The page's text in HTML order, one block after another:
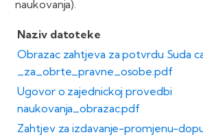
naukovanja).
Naziv datoteke
Obrazac zahtjeva za potvrdu Suda
_za_obrte_pravne_osobe.pdf
Ugovor o zajednickoj provedbi
naukovanja_obrazac.pdf
Zahtjev za izdavanje-promjenu-